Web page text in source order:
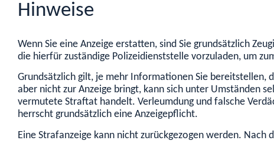
Hinweise
Wenn Sie eine Anzeige erstatten, sind Sie grundsätzlich
die hierfür zuständige Polizeidienststelle vorzuladen, um
Grundsätzlich gilt, je mehr Informationen Sie bereitstellen,
aber nicht zur Anzeige bringt, kann sich unter Umständen
vermutete Straftat handelt. Verleumdung und falsche
herrscht grundsätzlich eine Anzeigepflicht.
Eine Strafanzeige kann nicht zurückgezogen werden.